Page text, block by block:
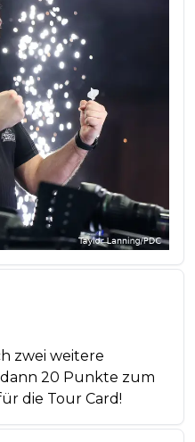
zwei weitere
20 Punkte zum
die Tour Card!